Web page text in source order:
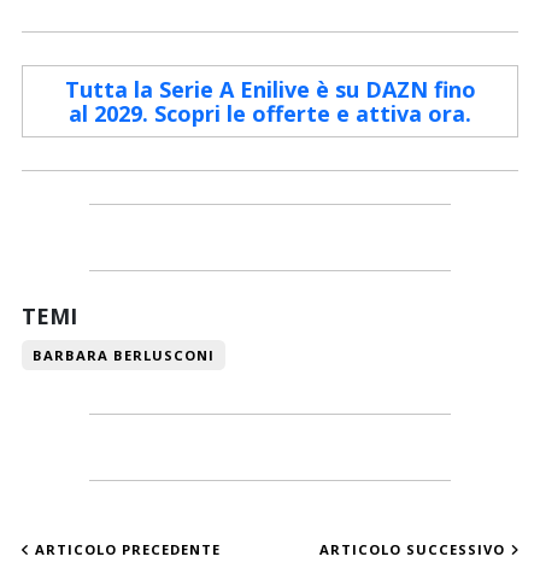
Tutta la Serie A Enilive è su DAZN fino
al 2029. Scopri le offerte e attiva ora.
TEMI
BARBARA BERLUSCONI
ARTICOLO PRECEDENTE ARTICOLO SUCCESSIVO